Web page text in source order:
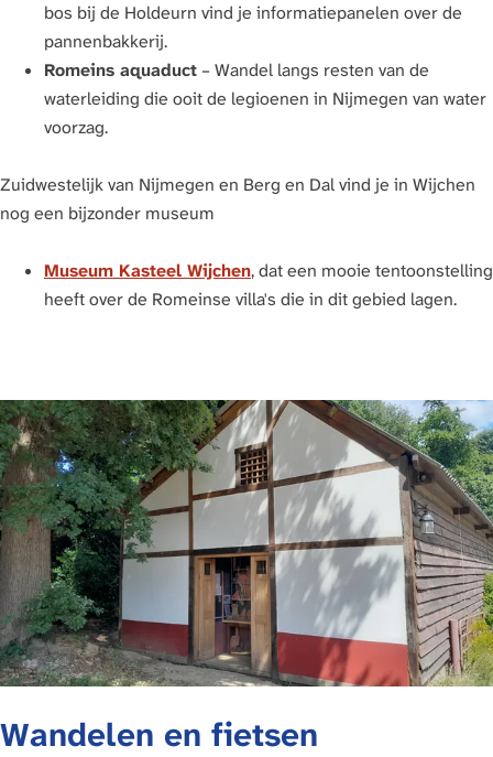
bos bij de Holdeurn vind je informatiepanelen over de
pannenbakkerij.
Romeins aquaduct – Wandel langs resten van de
waterleiding die ooit de legioenen in Nijmegen van water
voorzag.
Zuidwestelijk van Nijmegen en Berg en Dal vind je in Wijchen
nog een bijzonder museum
Museum Kasteel Wijchen, dat een mooie tentoonstelling
heeft over de Romeinse villa's die in dit gebied lagen.
Wandelen en fietsen